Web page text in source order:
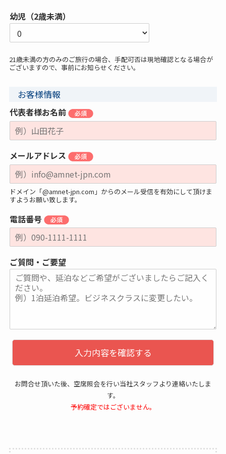
幼児（2歳未満）
21歳未満の方のみのご旅行の場合、手配可否は現地確認となる場合が
ございますので、事前にお知らせください。
お客様情報
代表者様お名前
メールアドレス
ドメイン「@amnet-jpn.com」からのメール受信を有効にして頂けま
すようお願い致します。
電話番号
ご質問・ご要望
入力内容を確認する
お問合せ頂いた後、空席照会を行い当社スタッフより連絡いたしま
す。
予約確定ではございません。